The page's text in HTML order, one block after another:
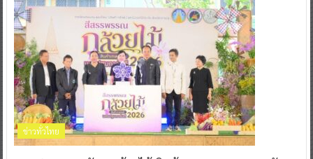
ข่าวทั่วไทย